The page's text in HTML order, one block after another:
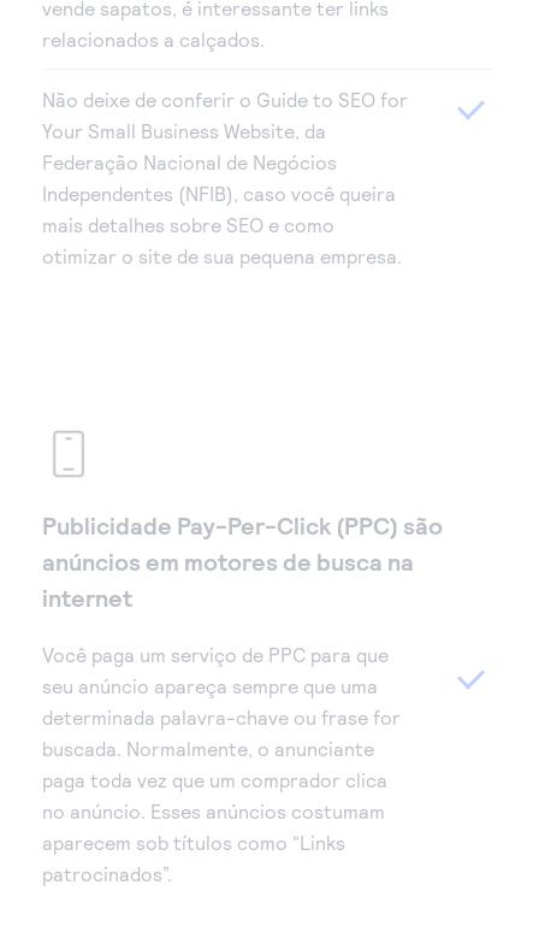
vende sapatos, é interessante ter links
relacionados a calçados.
Não deixe de conferir o Guide to SEO for
Your Small Business Website, da
Federação Nacional de Negócios
Independentes (NFIB), caso você queira
mais detalhes sobre SEO e como
otimizar o site de sua pequena empresa.
Publicidade Pay-Per-Click (PPC) são
anúncios em motores de busca na
internet
Você paga um serviço de PPC para que
seu anúncio apareça sempre que uma
determinada palavra-chave ou frase for
buscada. Normalmente, o anunciante
paga toda vez que um comprador clica
no anúncio. Esses anúncios costumam
aparecem sob títulos como “Links
patrocinados”.